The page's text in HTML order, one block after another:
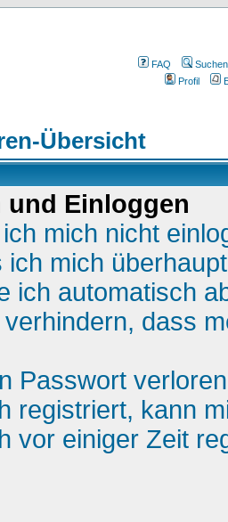
FAQ
Suchen
Profil
Übersicht
und Einloggen
mich nicht
ich mich
ich automatisch
dass
Passwort
registriert, kann
vor einiger Zeit